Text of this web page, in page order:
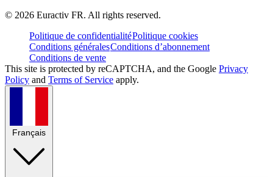
© 2026 Euractiv FR. All rights reserved.
Politique de confidentialitéPolitique cookies
Conditions généralesConditions d’abonnement
Conditions de vente
This site is protected by reCAPTCHA, and the Google Privacy
Policy and Terms of Service apply.
Français